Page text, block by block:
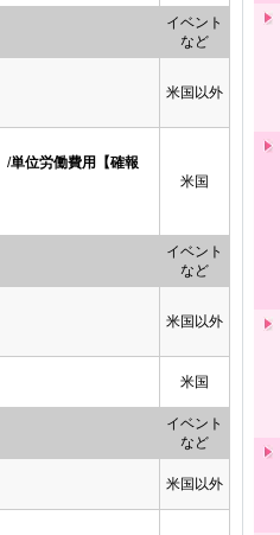
イベント
など
米国以外
/単位労働費用【確報
米国
イベント
など
米国以外
米国
イベント
など
米国以外